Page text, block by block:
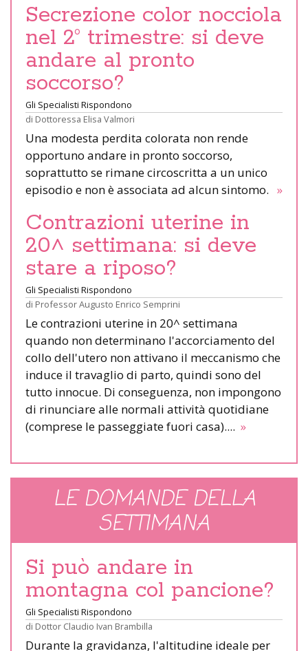
Secrezione color nocciola
nel 2° trimestre: si deve
andare al pronto
soccorso?
Gli Specialisti Rispondono
di Dottoressa Elisa Valmori
Una modesta perdita colorata non rende
opportuno andare in pronto soccorso,
soprattutto se rimane circoscritta a un unico
episodio e non è associata ad alcun sintomo. »
Contrazioni uterine in
20^ settimana: si deve
stare a riposo?
Gli Specialisti Rispondono
di Professor Augusto Enrico Semprini
Le contrazioni uterine in 20^ settimana
quando non determinano l'accorciamento del
collo dell'utero non attivano il meccanismo che
induce il travaglio di parto, quindi sono del
tutto innocue. Di conseguenza, non impongono
di rinunciare alle normali attività quotidiane
(comprese le passeggiate fuori casa).... »
LE DOMANDE DELLA
SETTIMANA
Si può andare in
montagna col pancione?
Gli Specialisti Rispondono
di Dottor Claudio Ivan Brambilla
Durante la gravidanza, l'altitudine ideale per